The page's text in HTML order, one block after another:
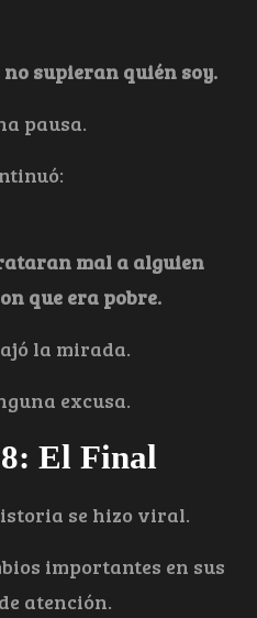
supieran quién soy.
pausa.
mal a alguien
que era pobre.
la mirada.
excusa.
El Final
se hizo viral.
importantes en sus
atención.